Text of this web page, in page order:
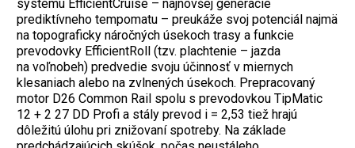
systému EfficientCruise – najnovšej generácie
prediktívneho tempomatu – preukáže svoj potenciál najmä
na topograficky náročných úsekoch trasy a funkcie
prevodovky EfficientRoll (tzv. plachtenie – jazda
na voľnobeh) predvedie svoju účinnosť v miernych
klesaniach alebo na zvlnených úsekoch. Prepracovaný
motor D26 Common Rail spolu s prevodovkou TipMatic
12 + 2 27 DD Profi a stály prevod i = 2,53 tiež hrajú
dôležitú úlohu pri znižovaní spotreby. Na základe